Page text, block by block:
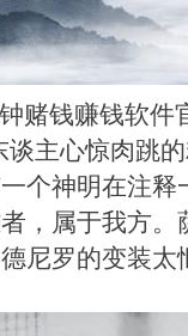
赌钱赚钱软件
谈主心惊肉跳
个神明在注释
，属于我方。
尼罗的变装太